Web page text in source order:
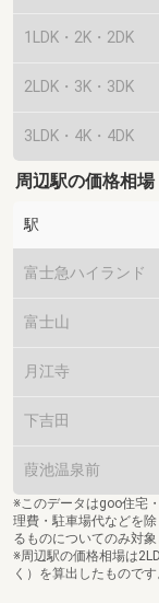
1LDK・2K・2DK
2LDK・3K・3DK
3LDK・4K・4DK
周辺駅の価格相場
駅
富士急ハイランド
富士山
月江寺
下吉田
葭池温泉前
※このデータはgoo住宅
理費・駐車場代などを
るものについてのみ対象
※周辺駅の価格相場は
く）を算出したものです